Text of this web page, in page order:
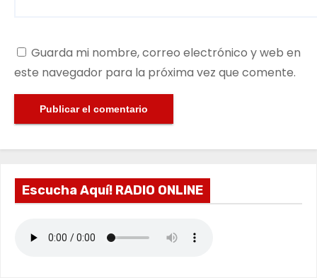
Guarda mi nombre, correo electrónico y web en
este navegador para la próxima vez que comente.
Escucha Aquí! RADIO ONLINE